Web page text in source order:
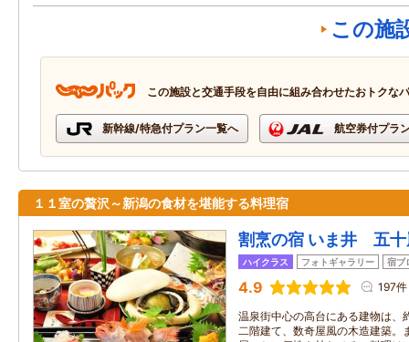
この施
この施設と交通手段を自由に組み合わせたおトクな
新幹線/特急付プラン一覧へ 航空券付プラ
１１室の贅沢～新潟の食材を堪能する料理宿
割烹の宿 いま井 五十
ハイクラス フォトギャラリー 宿ブ
4.9 197件
温泉街中心の高台にある建物は、
二階建て、数奇屋風の木造建築。